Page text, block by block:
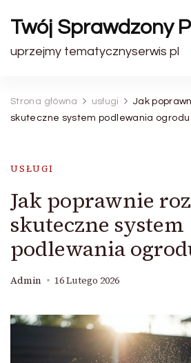
Twój Sprawdzony
uprzejmy tematycznyserwis pl
Strona główna usługi
Jak
skuteczne system podlewania ogrodu
USŁUGI
Jak poprawnie
skuteczne system
podlewania
Admin 16 Lutego 2026